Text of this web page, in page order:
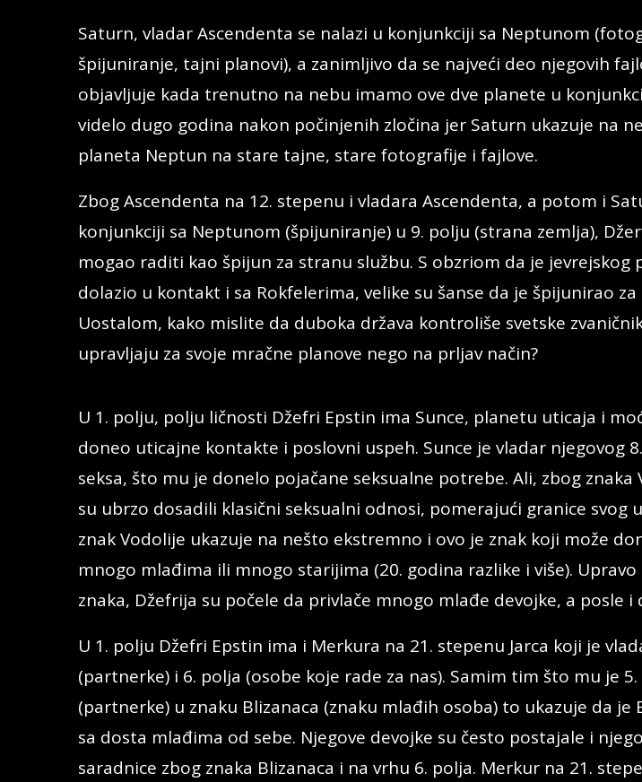
Saturn, vladar Ascendenta se nalazi u konjunkciji sa Neptunom
špijuniranje, tajni planovi), a zanimljivo da se najveći deo njegovih
objavljuje kada trenutno na nebu imamo ove dve planete u
videlo dugo godina nakon počinjenih zločina jer Saturn ukazuje na
planeta Neptun na stare tajne, stare fotografije i fajlove.
Zbog Ascendenta na 12. stepenu i vladara Ascendenta, a potom i
konjunkciji sa Neptunom (špijuniranje) u 9. polju (strana zemlja),
mogao raditi kao špijun za stranu službu. S obzriom da je jevrejskog
dolazio u kontakt i sa Rokfelerima, velike su šanse da je špijunirao za
Uostalom, kako mislite da duboka država kontroliše svetske
upravljaju za svoje mračne planove nego na prljav način?
U 1. polju, polju ličnosti Džefri Epstin ima Sunce, planetu uticaja i
doneo uticajne kontakte i poslovni uspeh. Sunce je vladar njegovog
seksa, što mu je donelo pojačane seksualne potrebe. Ali, zbog znaka
su ubrzo dosadili klasični seksualni odnosi, pomerajući granice svog
znak Vodolije ukazuje na nešto ekstremno i ovo je znak koji može
mnogo mlađima ili mnogo starijima (20. godina razlike i više). Upravo
znaka, Džefrija su počele da privlače mnogo mlađe devojke, a posle i
U 1. polju Džefri Epstin ima i Merkura na 21. stepenu Jarca koji je
(partnerke) i 6. polja (osobe koje rade za nas). Samim tim što mu je
(partnerke) u znaku Blizanaca (znaku mlađih osoba) to ukazuje da je
sa dosta mlađima od sebe. Njegove devojke su često postajale i
saradnice zbog znaka Blizanaca i na vrhu 6. polja. Merkur na 21.